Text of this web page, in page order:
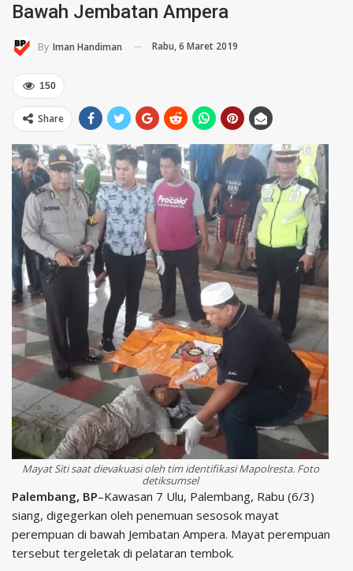
Bawah Jembatan Ampera
By Iman Handiman Rabu, 6 Maret 2019
150
Share
Mayat Siti saat dievakuasi oleh tim identifikasi Mapolresta. Foto
detiksumsel
Palembang, BP–Kawasan 7 Ulu, Palembang, Rabu (6/3)
siang, digegerkan oleh penemuan sesosok mayat
perempuan di bawah Jembatan Ampera. Mayat perempuan
tersebut tergeletak di pelataran tembok.